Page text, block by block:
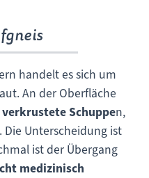
handelt es sich um
An der Oberfläche
Schuppen,
Die Unterscheidung ist
ist der Übergang
medizinisch